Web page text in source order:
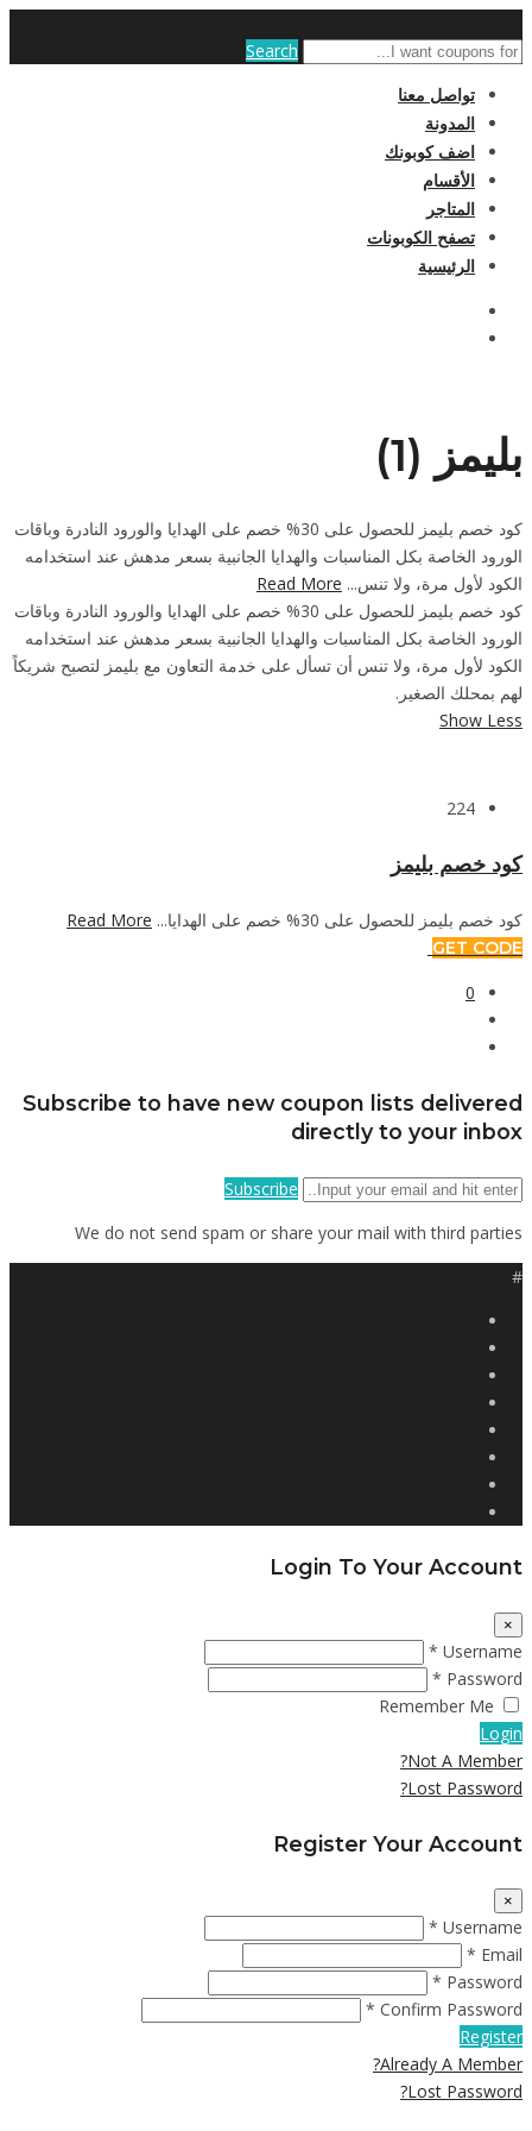
Search
تواصل معنا
المدونة
اضف كوبونك
الأقسام
المتاجر
تصفح الكوبونات
الرئيسية
بليمز (1)
كود خصم بليمز للحصول على 30% خصم على الهدايا والورود النادرة وباقات
الورود الخاصة بكل المناسبات والهدايا الجانبية بسعر مدهش عند استخدامه
الكود لأول مرة، ولا تنس... Read More
كود خصم بليمز للحصول على 30% خصم على الهدايا والورود النادرة وباقات
الورود الخاصة بكل المناسبات والهدايا الجانبية بسعر مدهش عند استخدامه
الكود لأول مرة، ولا تنس أن تسأل على خدمة التعاون مع بليمز لتصبح شريكاً
لهم بمحلك الصغير.
Show Less
224
كود خصم بليمز
كود خصم بليمز للحصول على 30% خصم على الهدايا... Read More
GET CODE
0
Subscribe to have new coupon lists delivered
directly to your inbox
Subscribe
We do not send spam or share your mail with third parties
#
Login To Your Account
×
Username *
Password *
Remember Me
Login
Not A Member?
Lost Password?
Register Your Account
×
Username *
Email *
Password *
Confirm Password *
Register
Already A Member?
Lost Password?